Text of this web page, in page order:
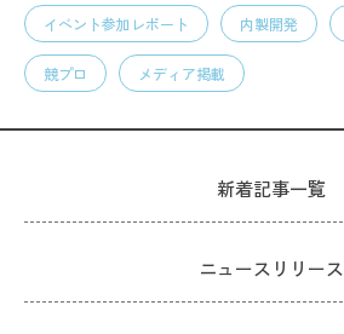
イベント参加レポート 内製開発
競プロ メディア掲載
新着記事一覧
ニュースリリース